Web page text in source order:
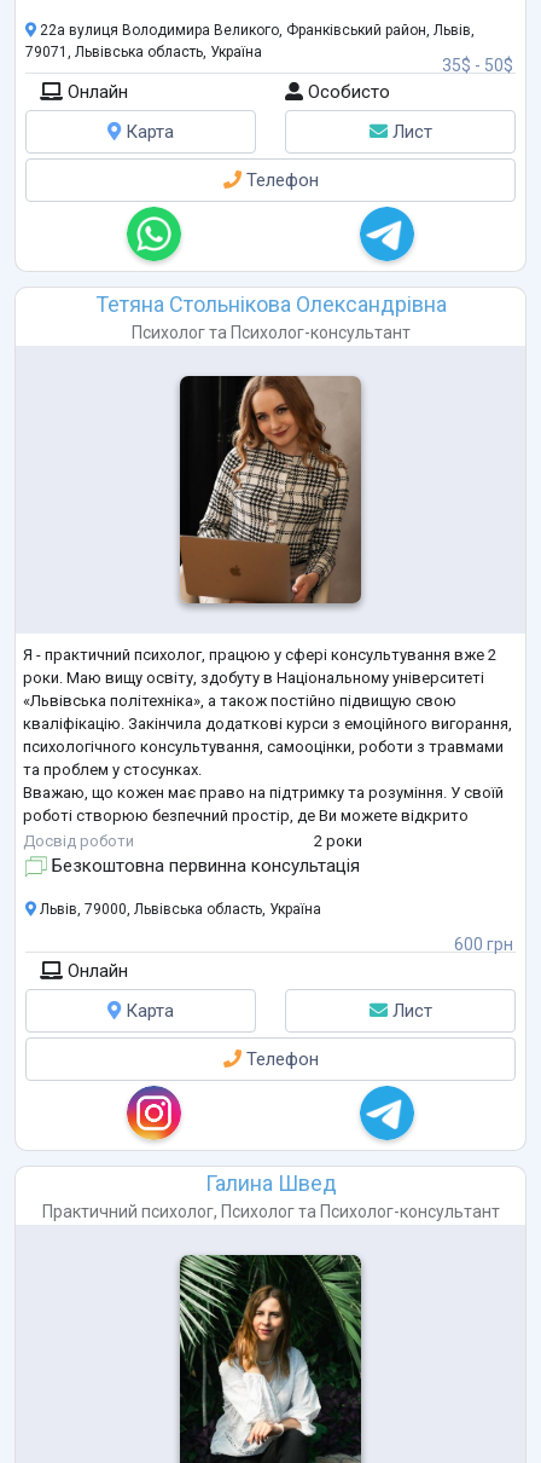
свою історію об’ємніше.
35$ - 50$
22а вулиця Володимира Великого, Франківський район, Львів,
79071, Львівська область, Україна
Онлайн
Особисто
Карта
Лист
Телефон
Тетяна Стольнікова Олександрівна
Психологта Психолог-консультант
Я - практичний психолог, працюю у сфері консультування вже 2
роки. Маю вищу освіту, здобуту в Національному університеті
«Львівська політехніка», а також постійно підвищую свою
кваліфікацію. Закінчила додаткові курси з емоційного вигорання,
психологічного консультування, самооцінки, роботи з травмами
та проблем у стосунках.
Вважаю, що кожен має право на підтримку та розуміння. У своїй
роботі створюю безпечний простір, де Ви можете відкрито
говорити про свої переживання та знайти рішення, які
допоможуть рухатися вперед.
Досвід роботи 2 роки
Безкоштовна первинна консультація
600 грн
Львів, 79000, Львівська область, Україна
Онлайн
Карта
Лист
Телефон
Галина Швед
Практичний психолог, Психологта Психолог-консультант